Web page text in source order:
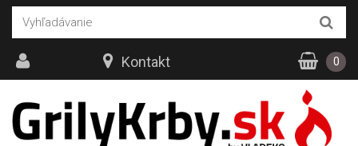
Kontakt 0